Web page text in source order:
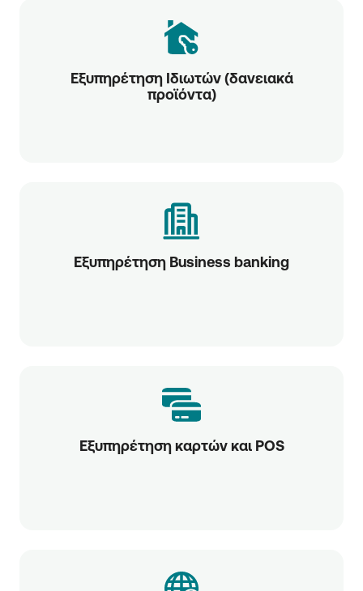
Εξυπηρέτηση Ιδιωτών (δανειακά
προϊόντα)
Εξυπηρέτηση Business banking
Εξυπηρέτηση καρτών και POS